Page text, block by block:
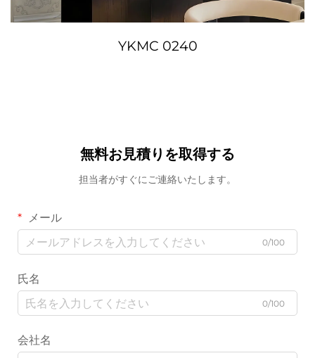
YKMC 0240
無料お見積りを取得する
担当者がすぐにご連絡いたします。
メール
0/100
氏名
0/100
会社名